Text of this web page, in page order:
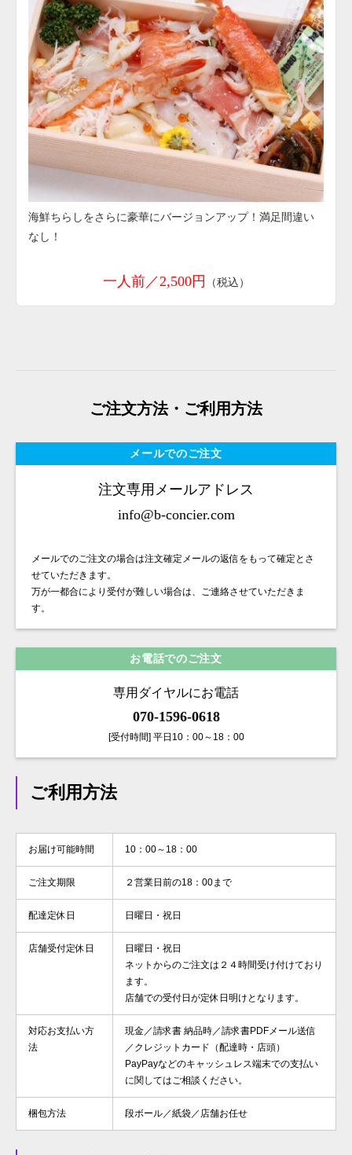
海鮮ちらしをさらに豪華にバージョンアップ！満足間違い
なし！
一人前／2,500円 （税込）
ご注文方法・ご利用方法
メールでのご注文
注文専用メールアドレス
info@b-concier.com
メールでのご注文の場合は注文確定メールの返信をもって確定とさ
せていただきます。
万が一都合により受付が難しい場合は、ご連絡させていただきま
す。
お電話でのご注文
専用ダイヤルにお電話
070-1596-0618
[受付時間] 平日10：00～18：00
ご利用方法
お届け可能時間 10：00～18：00
ご注文期限 ２営業日前の18：00まで
配達定休日 日曜日・祝日
店舗受付定休日
日曜日・祝日
ネットからのご注文は２４時間受け付けており
ます。
店舗での受付日が定休日明けとなります。
対応お支払い方
法
現金／請求書 納品時／請求書PDFメール送信
／クレジットカード（配達時・店頭）
PayPayなどのキャッシュレス端末での支払い
に関してはご相談ください。
梱包方法 段ボール／紙袋／店舗お任せ